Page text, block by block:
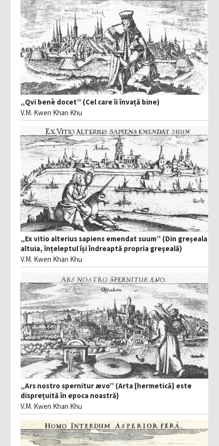
„Qvi benè docet” (Cel care îi învață bine)
V.M. Kwen Khan Khu
„Ex vitio alterius sapiens emendat suum” (Din greșeala
altuia, înțeleptul își îndreaptă propria greșeală)
V.M. Kwen Khan Khu
„Ars nostro spernitur ævo” (Arta [hermetică] este
disprețuită în epoca noastră)
V.M. Kwen Khan Khu